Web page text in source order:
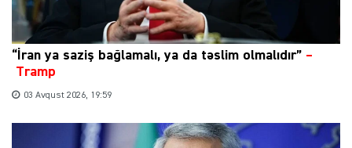
“İran ya saziş bağlamalı, ya da təslim olmalıdır” –
Tramp
03 Avqust 2026, 19:59